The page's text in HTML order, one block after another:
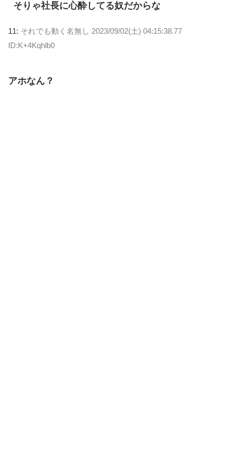
そりゃ社長に心酔してる奴だからな
11: それでも動く名無し 2023/09/02(土) 04:15:38.77
ID:K+4Kqhlb0
アホなん？